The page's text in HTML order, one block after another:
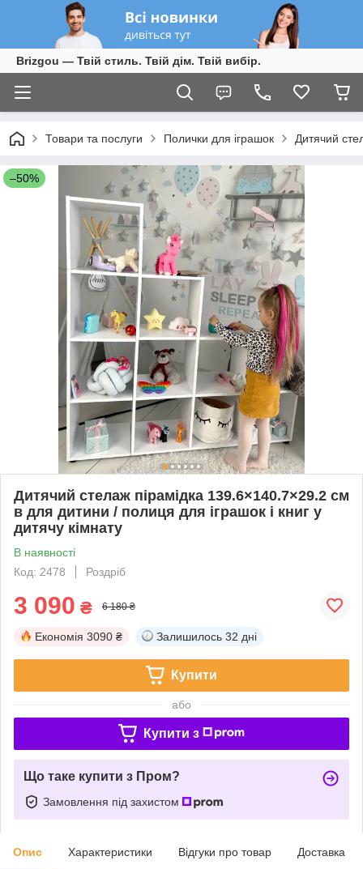
Brizgou — Твій стиль. Твій дім. Твій вибір.
Товари та послуги Полички для іграшок Дитячий
–50%
Дитячий стелаж пірамідка 139.6×140.7×29.2 см
в для дитини / полиця для іграшок і книг у
дитячу кімнату
В наявності
Код: 2478
Роздріб
3 090 ₴ 6 180 ₴
Економія 3090 ₴ Залишилось 32 дні
Купити
або
Купити з
Що таке купити з Пром?
Замовлення під захистом
Опис Характеристики Відгуки про товар Доставка